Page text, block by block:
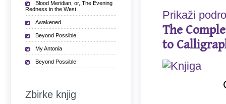
Prikaži
The
to
Blood Meridian, or, The Evening
Redness in the West
Awakened
Beyond Possible
My Antonia
Beyond Possible
Zbirke knjig